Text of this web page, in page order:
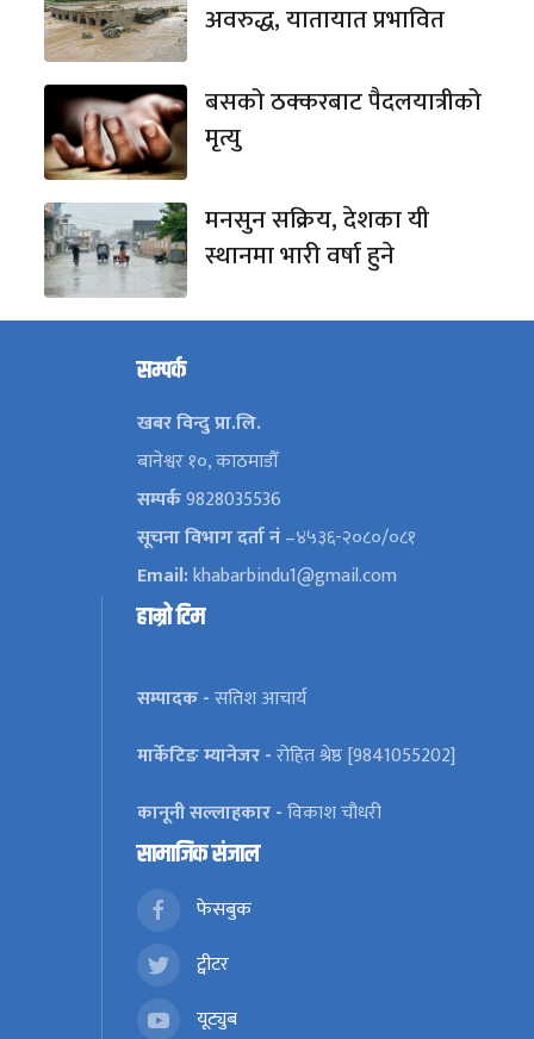
अवरुद्ध, यातायात प्रभावित
बसको ठक्करबाट पैदलयात्रीको
मृत्यु
मनसुन सक्रिय, देशका यी
स्थानमा भारी वर्षा हुने
सम्पर्क
खबर विन्दु प्रा.लि.
बानेश्वर १०, काठमाडौँ
सम्पर्क9828035536
सूचना विभाग दर्ता नं–४५३६-२०८०/०८१
Email:khabarbindu1@gmail.com
हाम्रो टिम
सम्पादक -सतिश आचार्य
मार्केटिङ म्यानेजर -रोहित श्रेष्ठ [9841055202]
कानूनी सल्लाहकार -विकाश चौधरी
सामाजिक संजाल
फेसबुक
ट्वीटर
यूट्युब